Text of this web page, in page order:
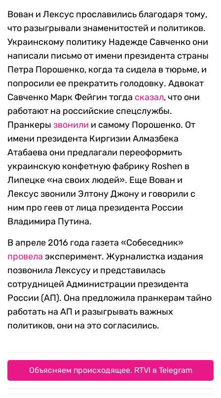
Вован и Лексус прославились благодаря тому,
что разыгрывали знаменитостей и политиков.
Украинскому политику Надежде Савченко они
написали письмо от имени президента страны
Петра Порошенко, когда та сидела в тюрьме, и
попросили ее прекратить голодовку. Адвокат
Савченко Марк Фейгин тогда сказал, что они
работают на российские спецслужбы.
Пранкеры звонили и самому Порошенко. От
имени президента Киргизии Алмазбека
Атабаева они предлагали переоформить
украинскую конфетную фабрику Roshen в
Липецке «на своих людей». Еще Вован и
Лексус звонили Элтону Джону и говорили с
ним про геев от лица президента России
Владимира Путина.
В апреле 2016 года газета «Собеседник»
провела эксперимент. Журналистка издания
позвонила Лексусу и представилась
сотрудницей Администрации президента
России (АП). Она предложила пранкерам тайно
работать на АП и разыгрывать важных
политиков, они на это согласились.
Объясняем происходящее. RTVI в Telegram